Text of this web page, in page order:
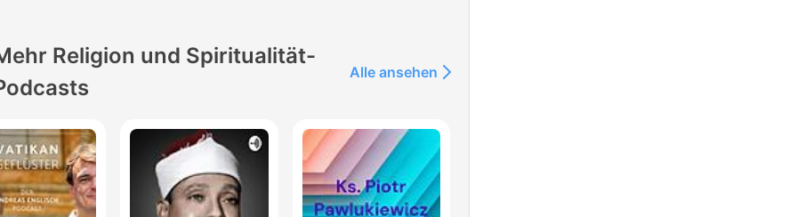
Religion und Spiritualität-
Alle ansehen